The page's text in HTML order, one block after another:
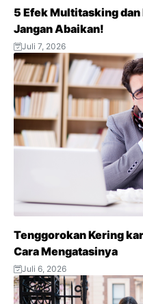
5 Efek Multitasking
Jangan Abaikan!
Juli 7, 2026
Tenggorokan Kering
Cara Mengatasinya
Juli 6, 2026